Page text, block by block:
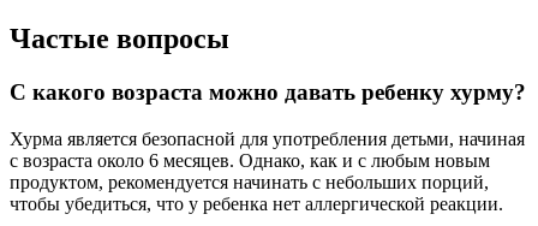
Частые вопросы
С какого возраста можно давать ребенку хурму?
Хурма является безопасной для употребления детьми, начиная
с возраста около 6 месяцев. Однако, как и с любым новым
продуктом, рекомендуется начинать с небольших порций,
чтобы убедиться, что у ребенка нет аллергической реакции.